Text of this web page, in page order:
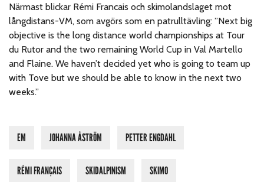
Närmast blickar Rémi Francais och skimolandslaget mot
långdistans-VM, som avgörs som en patrulltävling: ”Next big
objective is the long distance world championships at Tour
du Rutor and the two remaining World Cup in Val Martello
and Flaine. We haven’t decided yet who is going to team up
with Tove but we should be able to know in the next two
weeks.”
EM JOHANNA ÅSTRÖM PETTER ENGDAHL
RÉMI FRANÇAIS SKIDALPINISM SKIMO